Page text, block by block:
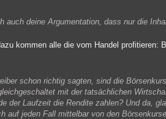
auch deine Argumentation, dass nur die
kommen alle die vom Handel profitieren:
schon richtig sagten, sind die
mit der tatsächlichen
der Laufzeit die Rendite zahlen? Und da,
auf jeden Fall mittelbar von den